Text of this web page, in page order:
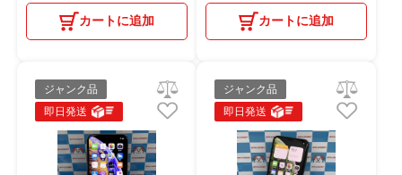
カートに追加 カートに追加
ジャンク品
即日発送
ジャンク品
即日発送